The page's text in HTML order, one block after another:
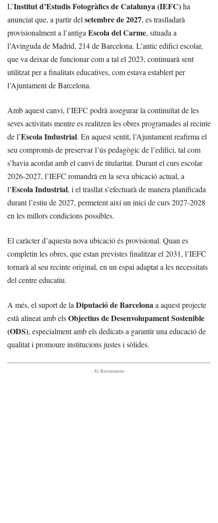
L’Institut d’Estudis Fotogràfics de Catalunya (IEFC)ha
anunciat que, a partir del setembre de 2027, es traslladarà
provisionalment a l’antiga Escola del Carme, situada a
l’Avinguda de Madrid, 214 de Barcelona. L’antic edifici escolar,
que va deixar de funcionar com a tal el 2023, continuarà sent
utilitzat per a finalitats educatives, com estava establert per
l’Ajuntament de Barcelona.
Amb aquest canvi, l’IEFC podrà assegurar la continuïtat de les
seves activitats mentre es realitzen les obres programades al recinte
de l’Escola Industrial. En aquest sentit, l’Ajuntament reafirma el
seu compromís de preservar l’ús pedagògic de l’edifici, tal com
s’havia acordat amb el canvi de titularitat. Durant el curs escolar
2026-2027, l’IEFC romandrà en la seva ubicació actual, a
l’Escola Industrial, i el trasllat s’efectuarà de manera planificada
durant l’estiu de 2027, permetent així un inici de curs 2027-2028
en les millors condicions possibles.
El caràcter d’aquesta nova ubicació és provisional. Quan es
completin les obres, que estan previstes finalitzar el 2031, l’IEFC
tornarà al seu recinte original, en un espai adaptat a les necessitats
del centre educatiu.
A més, el suport de la Diputació de Barcelonaa aquest projecte
està alineat amb elsObjectius de Desenvolupament Sostenible
(ODS), especialment amb els dedicats a garantir una educació de
qualitat i promoure institucions justes i sòlides.
- Et Recomanem -